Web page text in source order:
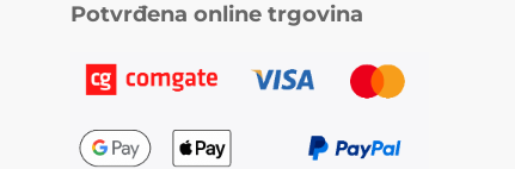
Potvrđena online trgovina